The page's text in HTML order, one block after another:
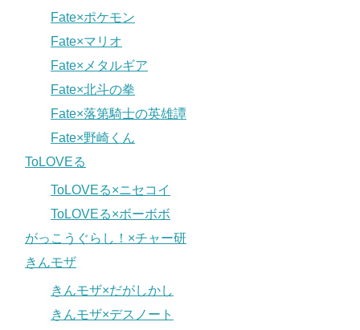
Fate×ポケモン
Fate×マリオ
Fate×メタルギア
Fate×北斗の拳
Fate×落第騎士の英雄譚
Fate×野崎くん
ToLOVEる
ToLOVEる×ニセコイ
ToLOVEる×ボーボボ
がっこうぐらし！×チャー研
きんモザ
きんモザ×だがしかし
きんモザ×デスノート